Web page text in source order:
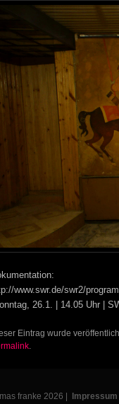
www.swr.de/swr2/
26.1. | 14.05 Uhr |
Eintrag wurde
.
franke 2026 | Impressum